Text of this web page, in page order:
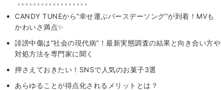
CANDY TUNEから“幸せ運ぶバースデーソング”が到着！MVも
かわいさ満点✨
誹謗中傷は“社会の現代病”！最新実態調査の結果と向き合い方や
対処方法を専門家に聞く
押さえておきたい！SNSで人気のお菓子3選
あらゆることが得点化されるメリットとは？